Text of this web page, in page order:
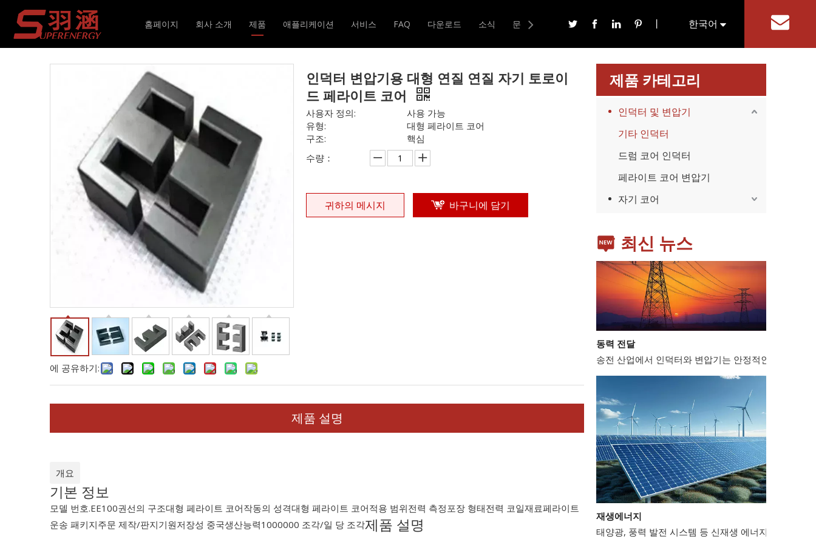
홈페이지 회사 소개 제품
인덕터 및 변압기
애플리케이션 서비스 FAQ 다운로드 소식 문의하기 丨 한국어
English
현재 위치: 홈페이지
에 공유하기:
인덕터 변압기용 대형 연질 연질 자기 토로이
드 페라이트 코어
사용자 정의:
사용 가능
유형:
대형 페라이트 코어
구조:
핵심
수량：
귀하의 메시지 바구니에 담기
제품 설명
개요
기본 정보
모델 번호.EE100권선의 구조대형 페라이트 코어작동의 성격대형 페라이트 코어적용 범위전력 측정포장 형태전력 코일재료페라이트
운송 패키지주문 제작/판지기원저장성 중국생산능력1000000 조각/일 당 조각제품 설명
제품 카테고리
인덕터 및 변압기
기타 인덕터
드럼 코어 인덕터
페라이트 코어 변압기
자기 코어
최신 뉴스
가전제품
스마트폰, 태블릿, 웨어러블 기기 등 가전제품이 확
동력 전달
송전 산업에서 인덕터와 변압기는 안정적인 전력망
재생에너지
태양광, 풍력 발전 시스템 등 신재생 에너지 분야에서